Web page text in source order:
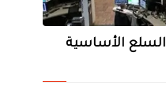
الأساسية